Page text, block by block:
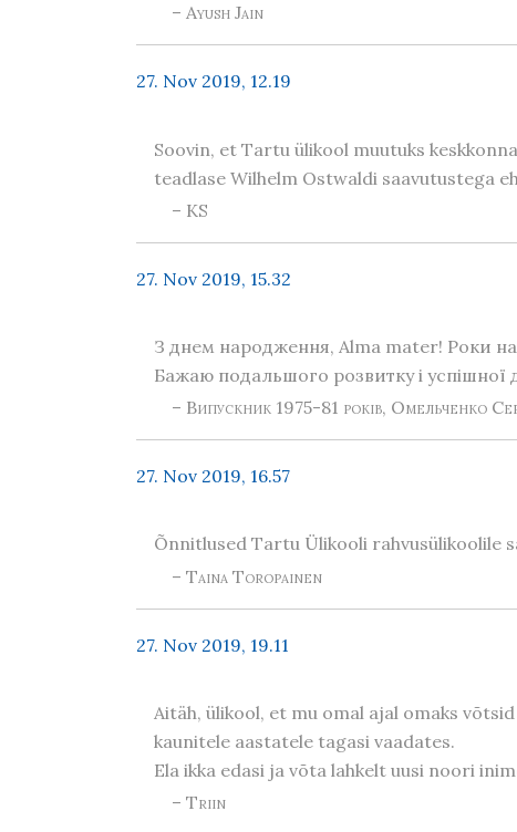
– Ayush Jain
27. Nov 2019, 12.19
Soovin, et Tartu ülikool muutuks
teadlase Wilhelm Ostwaldi saavutustega
– KS
27. Nov 2019, 15.32
З днем народження, Alma mater! Роки
Бажаю подальшого розвитку і успішної
– Випускник 1975-81 років, Омельченко
27. Nov 2019, 16.57
Õnnitlused Tartu Ülikooli rahvusülikoolile
– Taina Toropainen
27. Nov 2019, 19.11
Aitäh, ülikool, et mu omal ajal omaks
kaunitele aastatele tagasi vaadates.
Ela ikka edasi ja võta lahkelt uusi noori
– Triin